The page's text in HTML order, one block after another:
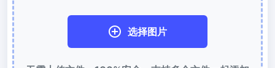
使用有损和无损压缩方法来压缩 WebP 图像
图片压缩到 50KB
轻松批量压缩
选择图片